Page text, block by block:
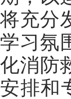
将充分
学习氛
化消防
安排和